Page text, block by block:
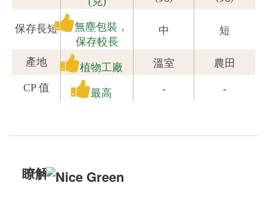
保存長短
無塵包裝，
保存較長
中 短
產地 植物工廠 溫室 農田
CP 值 最高 - -
瞭解